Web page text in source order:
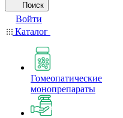
Поиск
Войти
Каталог
Гомеопатические
монопрепараты